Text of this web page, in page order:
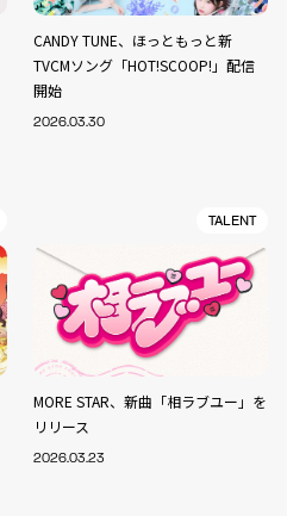
CANDY TUNE、ほっともっと新
TVCMソング「HOT!SCOOP!」配信
開始
2026.03.30
TALENT
MORE STAR、新曲「相ラブユー」を
リリース
2026.03.23